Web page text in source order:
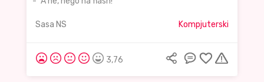
Sasa NS Kompjuterski
3,76